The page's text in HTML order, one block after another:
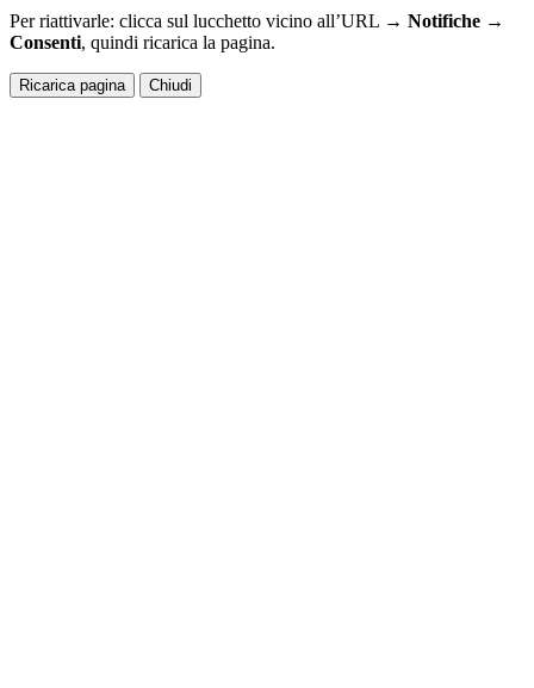
Per riattivarle: clicca sul lucchetto vicino all’URL → Notifiche →
Consenti, quindi ricarica la pagina.
Ricarica pagina Chiudi